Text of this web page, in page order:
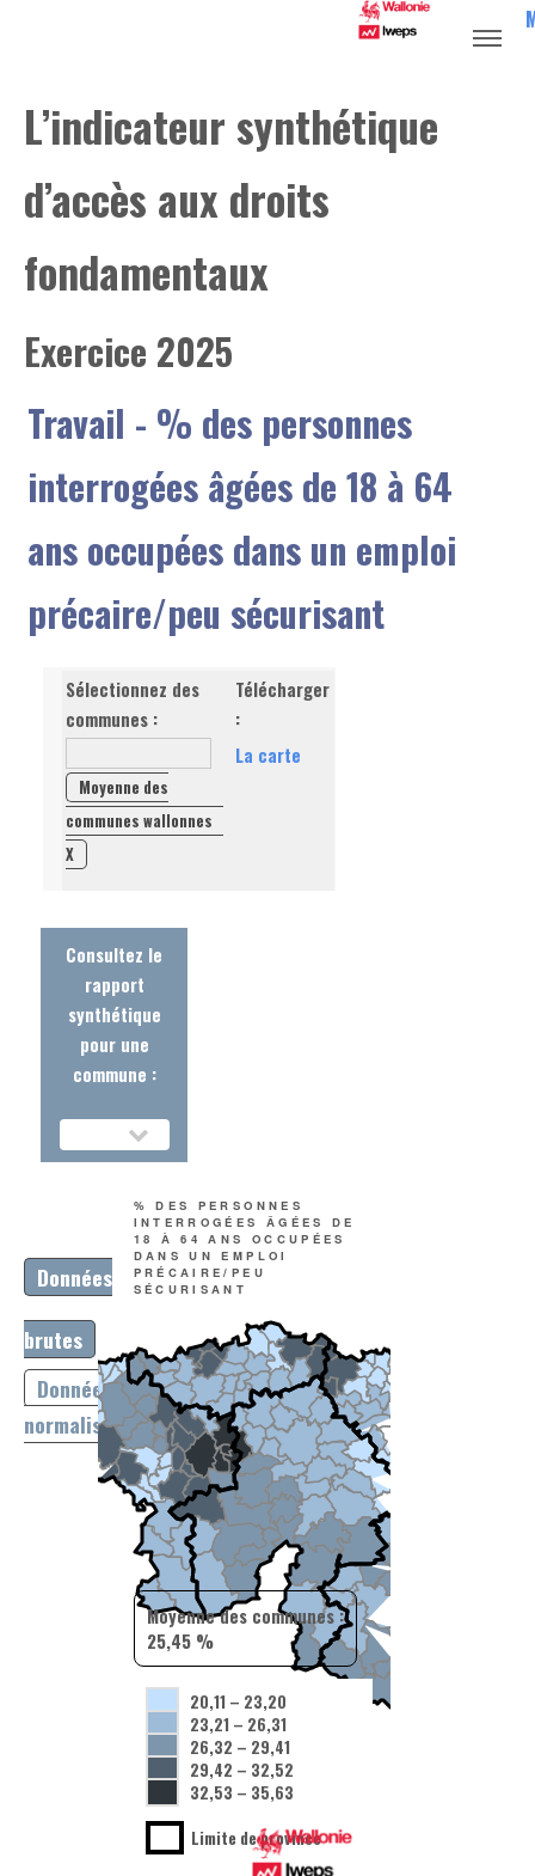
L’indicateur synthétique
d’accès aux droits
fondamentaux
Exercice 2025
Travail - % des personnes
interrogées âgées de 18 à 64
ans occupées dans un emploi
précaire/peu sécurisant
Sélectionnez des
communes :
Moyenne des
communes wallonnes
X
Télécharger
:
La carte
Consultez le
rapport
synthétique
pour une
commune :
Données
brutes
Données
normalisées
% DES PERSONNES
INTERROGÉES ÂGÉES DE
18 À 64 ANS OCCUPÉES
DANS UN EMPLOI
PRÉCAIRE/PEU
SÉCURISANT
Moyenne des communes :
25,45 %
20,11 – 23,20
23,21 – 26,31
26,32 – 29,41
29,42 – 32,52
32,53 – 35,63
Limite de province